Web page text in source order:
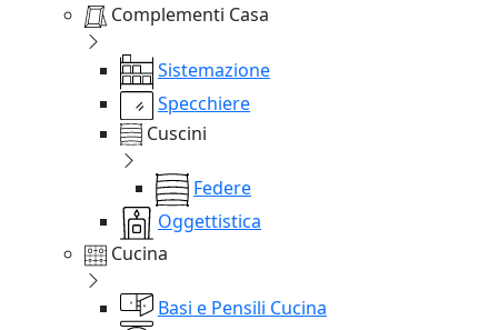
Complementi Casa
Sistemazione
Specchiere
Cuscini
Federe
Oggettistica
Cucina
Basi e Pensili Cucina